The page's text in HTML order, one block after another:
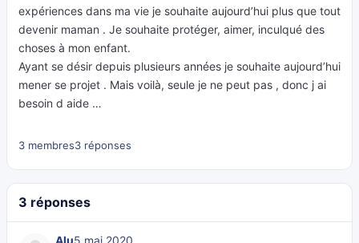
expériences dans ma vie je souhaite aujourd’hui plus que tout
devenir maman . Je souhaite protéger, aimer, inculqué des
choses à mon enfant.
Ayant se désir depuis plusieurs années je souhaite aujourd’hui
mener se projet . Mais voilà, seule je ne peut pas , donc j ai
besoin d aide …
3 membres3 réponses
3 réponses
Alu5 mai 2020